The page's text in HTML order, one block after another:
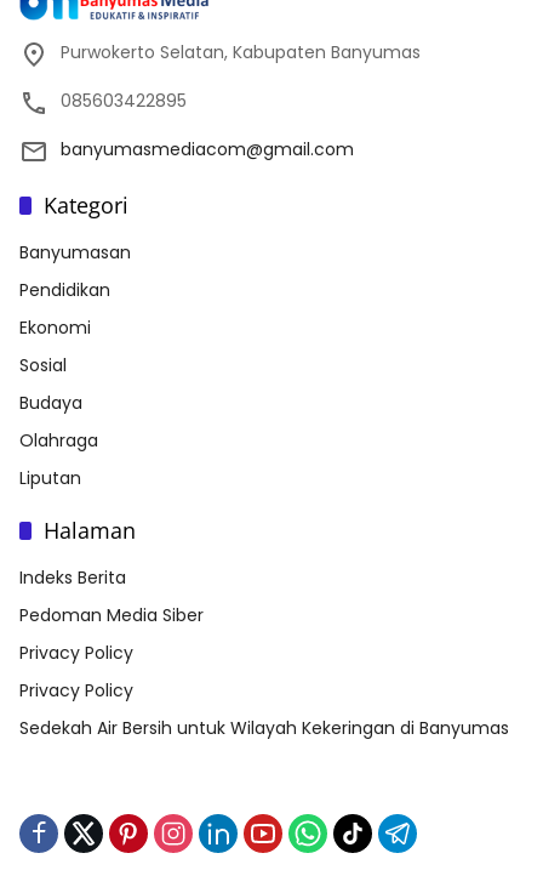
Purwokerto Selatan, Kabupaten Banyumas
085603422895
banyumasmediacom@gmail.com
Kategori
Banyumasan
Pendidikan
Ekonomi
Sosial
Budaya
Olahraga
Liputan
Halaman
Indeks Berita
Pedoman Media Siber
Privacy Policy
Privacy Policy
Sedekah Air Bersih untuk Wilayah Kekeringan di Banyumas